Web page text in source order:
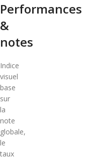
Performances
&
notes
Indice
visuel
base
sur
la
note
globale,
le
taux